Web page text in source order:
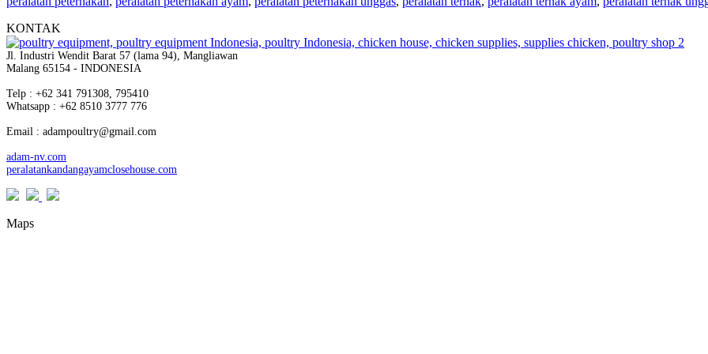
KONTAK
Jl. Industri Wendit Barat 57 (lama 94), Mangliawan
Malang 65154 - INDONESIA
Telp : +62 341 791308, 795410
Whatsapp : +62 8510 3777 776
Email : adampoultry@gmail.com
adam-nv.com
peralatankandangayamclosehouse.com
Maps